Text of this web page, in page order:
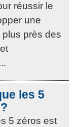
réussir le
une
près des
les 5
5 zéros est